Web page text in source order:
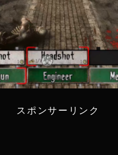
スポンサーリンク